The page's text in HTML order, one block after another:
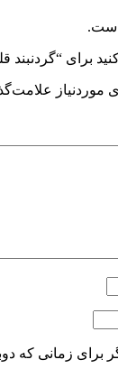
است.
برای “گردنبند
موردنیاز
برای زمانی که